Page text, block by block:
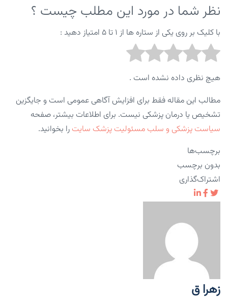
نظر شما در مورد این مطلب چیست ؟
با کلیک بر روی یکی از ستاره ها از ۱ تا ۵ امتیاز دهید :
هیچ نظری داده نشده است .
مطالب این مقاله فقط برای افزایش آگاهی عمومی است و جایگزین
تشخیص یا درمان پزشکی نیست. برای اطلاعات بیشتر، صفحه
سیاست پزشکی و سلب مسئولیت پزشک سایت را بخوانید.
برچسب‌ها
بدون برچسب
اشتراک‌گذاری
زهرا ق